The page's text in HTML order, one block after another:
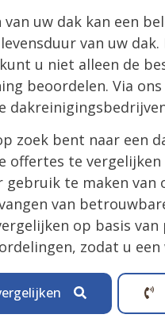
van uw dak kan een
van uw
u niet alleen de
beoordelen. Via
zoek bent naar een
offertes te
gebruik te maken
van
op basis
zodat u